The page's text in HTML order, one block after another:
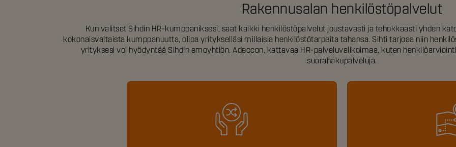
Rakennusalan henkilöstöpalvelut
Kun valitset Sihdin HR-kumppaniksesi, saat kaikki henkilöstöpalvelut joustavasti ja tehokkaasti yhden
kokonaisvaltaista kumppanuutta, olipa yritykselläsi millaisia henkilöstötarpeita tahansa. Sihti tarjoaa niin
yrityksesi voi hyödyntää Sihdin emoyhtiön, Adeccon, kattavaa HR-palveluvalikoimaa, kuten
suorahakupalveluja.